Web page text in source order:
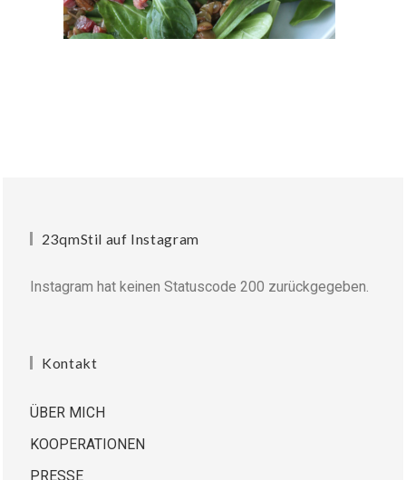
23qmStil auf Instagram
Instagram hat keinen Statuscode 200 zurückgegeben.
Kontakt
ÜBER MICH
KOOPERATIONEN
PRESSE